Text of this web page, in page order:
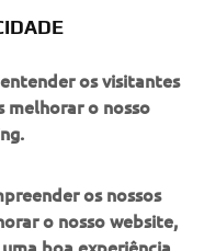
os visitantes
o nosso
os nossos
o nosso website,
boa experiência